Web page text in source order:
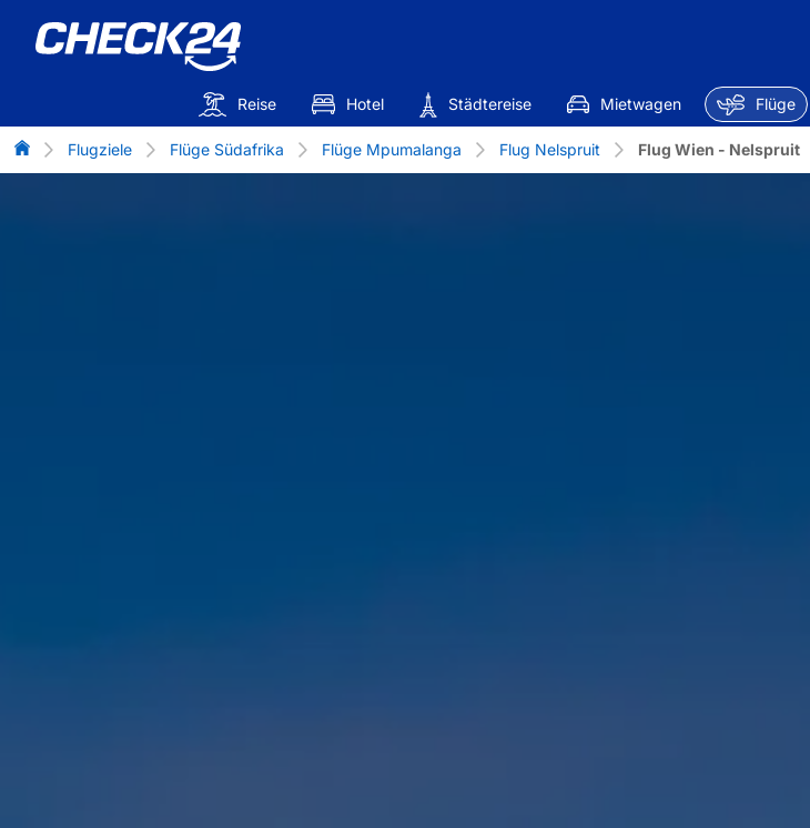
Reise Hotel Städtereise Mietwagen Flüge
Flug-Vergleich
Flugziele Flüge Südafrika Flüge Mpumalanga Flug Nelspruit Flug Wien - Nelspruit